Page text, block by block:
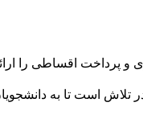
پرداخت اقساطی را
تلاش است تا به